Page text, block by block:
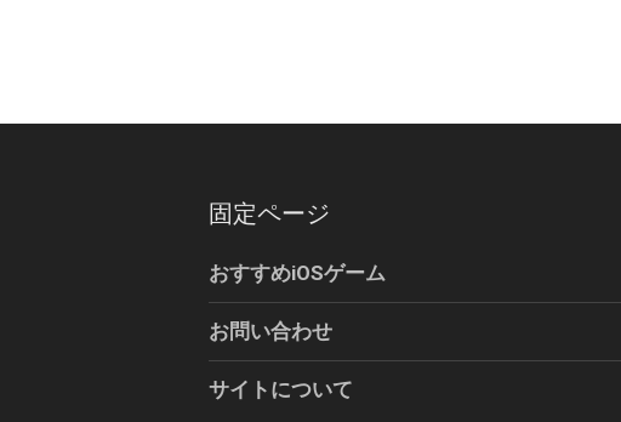
固定ページ
おすすめiOSゲーム
お問い合わせ
サイトについて